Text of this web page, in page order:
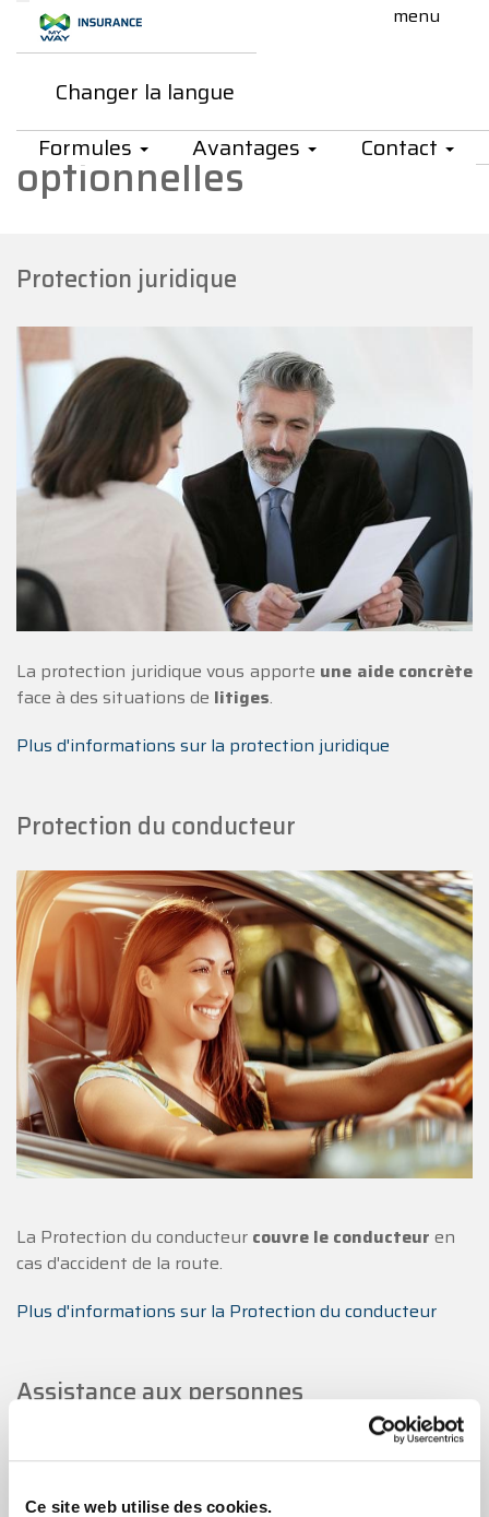
Ce site web utilise des cookies.
Saut au contenu principal
Changer la langue
Formules
Avantages Contact
My Way Insurance -
Découvrez nos garanties
optionnelles
Protection juridique
La protection juridique vous apporte une aide concrète
face à des situations de litiges.
Plus d'informations sur la protection juridique
Protection du conducteur
La Protection du conducteur couvre le conducteur en
cas d'accident de la route.
Plus d'informations sur la Protection du conducteur
Assistance aux personnes